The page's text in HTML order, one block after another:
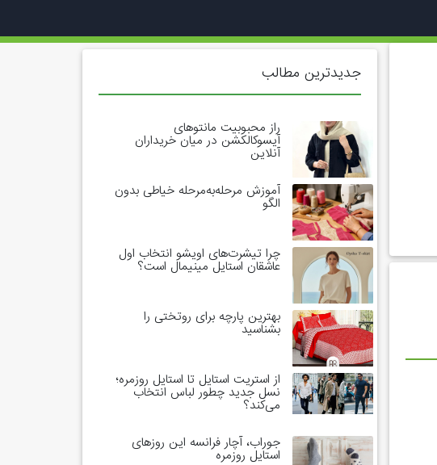
جدیدترین مطالب
راز محبوبیت مانتوهای
آیسوکالکشن در میان خریداران
آنلاین
آموزش مرحله‌به‌مرحله خیاطی بدون
الگو
چرا تیشرت‌های اویشو انتخاب اول
عاشقان استایل مینیمال است؟
بهترین پارچه برای روتختی را
بشناسید
از استریت استایل تا استایل روزمره؛
نسل جدید چطور لباس انتخاب
می‌کند؟
جوراب، آچار فرانسه این روزهای
استایل روزمره